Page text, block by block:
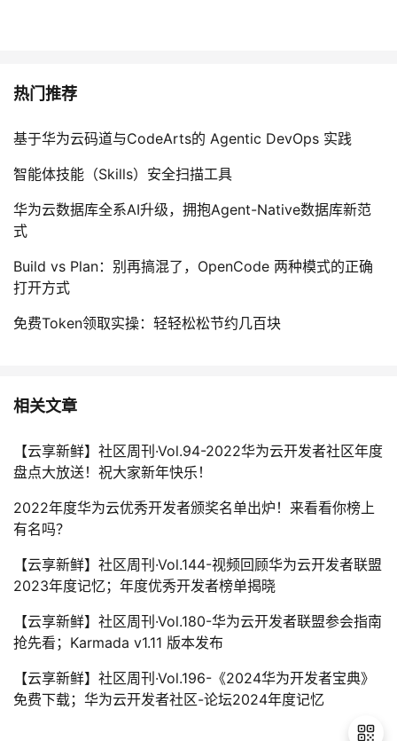
热门推荐
基于华为云码道与CodeArts的 Agentic DevOps 实践
智能体技能（Skills）安全扫描工具
华为云数据库全系AI升级，拥抱Agent-Native数据库新范
式
Build vs Plan：别再搞混了，OpenCode 两种模式的正确
打开方式
免费Token领取实操：轻轻松松节约几百块
相关文章
【云享新鲜】社区周刊·Vol.94-2022华为云开发者社区年度
盘点大放送！祝大家新年快乐！
2022年度华为云优秀开发者颁奖名单出炉！来看看你榜上
有名吗？
【云享新鲜】社区周刊·Vol.144-视频回顾华为云开发者联盟
2023年度记忆；年度优秀开发者榜单揭晓
【云享新鲜】社区周刊·Vol.180-华为云开发者联盟参会指南
抢先看；Karmada v1.11 版本发布
【云享新鲜】社区周刊·Vol.196-《2024华为开发者宝典》
免费下载；华为云开发者社区-论坛2024年度记忆